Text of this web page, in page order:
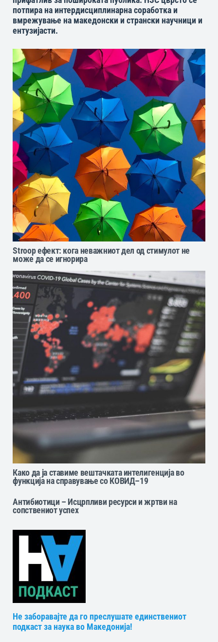
потпира на интердисциплинарна соработка и
вмрежување на македонски и странски научници и
ентузијасти.
Stroop ефект: кога неважниот дел од стимулот не
може да се игнорира
Како да ја ставиме вештачката интелигенција во
функција на справување со КОВИД–19
Антибиотици – Исцрпливи ресурси и жртви на
сопствениот успех
Не заборавајте да го преслушате единствениот
подкаст за наука во Македонија!